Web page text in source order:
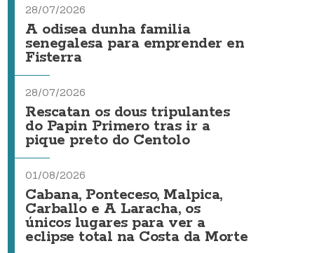
28/07/2026
A odisea dunha familia
senegalesa para emprender en
Fisterra
28/07/2026
Rescatan os dous tripulantes
do Papin Primero tras ir a
pique preto do Centolo
01/08/2026
Cabana, Ponteceso, Malpica,
Carballo e A Laracha, os
únicos lugares para ver a
eclipse total na Costa da Morte